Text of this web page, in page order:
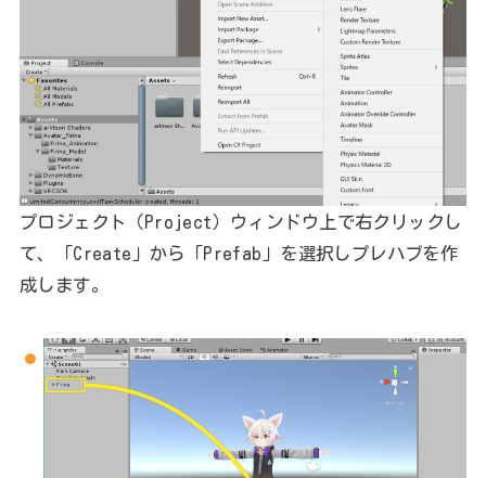
プロジェクト（Project）ウィンドウ上で右クリックし
て、「Create」から「Prefab」を選択しプレハブを作
成します。